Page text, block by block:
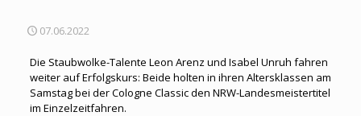
07.06.2022
Die Staubwolke-Talente Leon Arenz und Isabel Unruh fahren
weiter auf Erfolgskurs: Beide holten in ihren Altersklassen am
Samstag bei der Cologne Classic den NRW-Landesmeistertitel
im Einzelzeitfahren.